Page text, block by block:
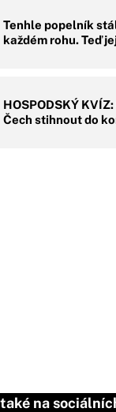
Tenhle popelník
každém rohu. Teď
HOSPODSKÝ
Čech stihnout do
na